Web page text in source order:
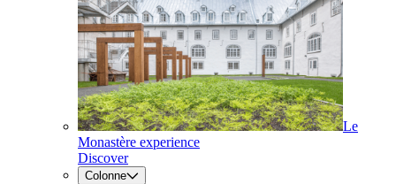
Le
Monastère experience
Discover
Colonne